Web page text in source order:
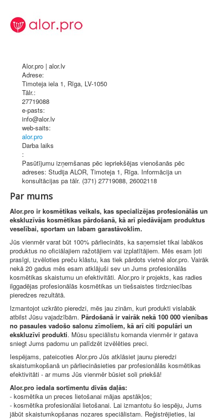
Alor.pro | alor.lv
Adrese:
Timoteja iela 1, Rīga, LV-1050
Tālr.:
27719088
e-pasts:
info@alor.lv
web-saits:
alor.pro
Darba laiks
:
Pasūtījumu izņemšanas pēc iepriekšējas vienošanās pēc
adreses: Studija ALOR, Timoteja 1, Rīga. Informācija un
konsultācijas pa tālr. (371) 27719088, 26002118
Par mums
Alor.pro ir kosmētikas veikals, kas specializējas profesionālās un
ekskluzīvās kosmētikas pārdošanā, kā arī piedāvājam produktus
veselībai, sportam un labam garastāvoklim.
Jūs vienmēr varat būt 100% pārliecināts, ka saņemsiet tikai labākos
produktus no oficiālajiem ražotājiem vai izplatītājiem. Mēs esam ļoti
prasīgi, izvēloties preču klāstu, kas tiek pārdots vietnē alor.pro. Vairāk
nekā 20 gadus mēs esam atklājuši sev un Jums profesionālās
kosmētikas skaistumu un efektivitāti. Alor.pro ir projekts, kas radies
ilggadējas profesionālās kosmētikas un tiešsaistes tirdzniecības
pieredzes rezultātā.
Izmantojot uzkrāto pieredzi, mēs jau zinām, kuri produkti vislabāk
atbilst Jūsu vajadzībām. Pārdošanā ir vairāk nekā 100 000 vienības
no pasaules vadošo salonu zīmoliem, kā arī citi populāri un
ekskluzīvi produkti. Mūsu speciālistu komanda vienmēr ir gatava
sniegt Jums padomu un palīdzēt izvēlēties preci.
Iespējams, pateicoties Alor.pro Jūs atklāsiet jaunu pieredzi
skaistumkopšanā un pārliecināsieties par profesionālās kosmētikas
efektivitāti - ar mums Jūs vienmēr būsiet soli priekšā!
Alor.pro iedala sortimentu divās daļās:
- kosmētika un preces lietošanai mājas apstākļos;
- kosmētika profesionālai lietošanai. Lai izmantotu šo iespēju, Jums
jābūt skaistumkopšanas nozares speciālistam. Reģistrējieties, lai